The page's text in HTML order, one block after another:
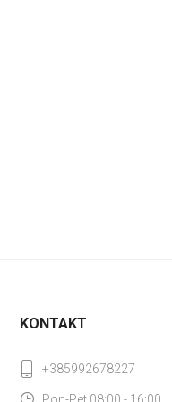
KONTAKT
+385992678227